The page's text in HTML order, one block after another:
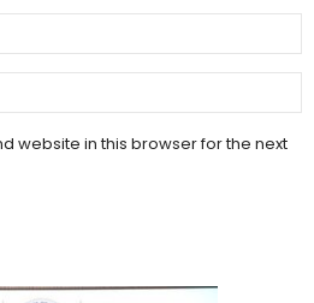
website in this browser for the next